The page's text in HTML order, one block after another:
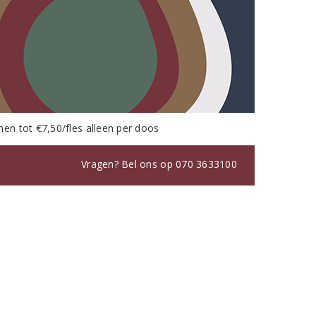
tot €7,50/fles alleen per doos
Vragen? Bel ons op 070 3633100